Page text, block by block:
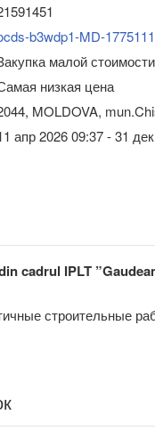
b3wdp1-MD-
малой стоимости
низкая цена
MOLDOVA,
апр 2026 09:37 - 31
cadrul IPLT
строительные